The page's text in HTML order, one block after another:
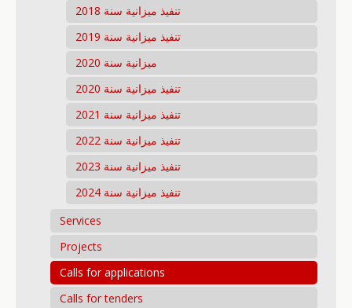
تنفيذ ميزانية سنة 2018
تنفيذ ميزانية سنة 2019
ميزانية سنة 2020
تنفيذ ميزانية سنة 2020
تنفيذ ميزانية سنة 2021
تنفيذ ميزانية سنة 2022
تنفيذ ميزانية سنة 2023
تنفيذ ميزانية سنة 2024
Services
Projects
Calls for applications
Calls for tenders